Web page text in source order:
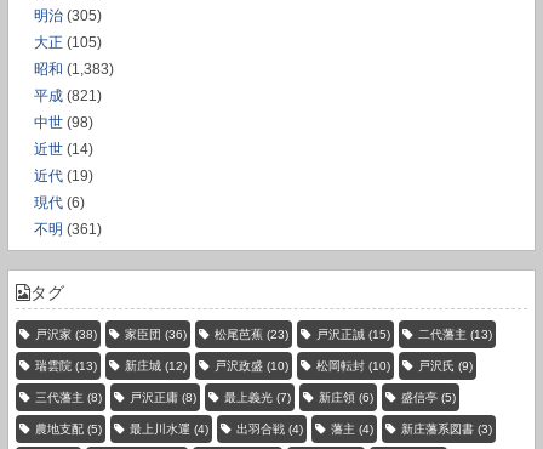
明治 (305)
大正 (105)
昭和 (1,383)
平成 (821)
中世 (98)
近世 (14)
近代 (19)
現代 (6)
不明 (361)
タグ
戸沢家 (38) 家臣団 (36) 松尾芭蕉 (23) 戸沢正誠 (15) 二代藩主 (13)
瑞雲院 (13) 新庄城 (12) 戸沢政盛 (10) 松岡転封 (10) 戸沢氏 (9)
三代藩主 (8) 戸沢正庸 (8) 最上義光 (7) 新庄領 (6) 盛信亭 (5)
農地支配 (5) 最上川水運 (4) 出羽合戦 (4) 藩主 (4) 新庄藩系図書 (3)